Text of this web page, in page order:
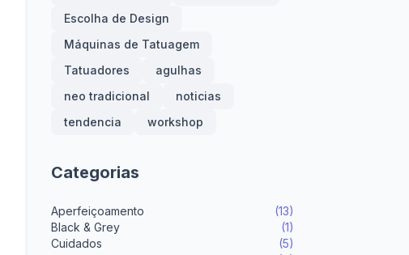
Escolha de Design
Máquinas de Tatuagem
Tatuadores
agulhas
neo tradicional
noticias
tendencia
workshop
Categorias
Aperfeiçoamento
(13)
Black & Grey
(1)
Cuidados
(5)